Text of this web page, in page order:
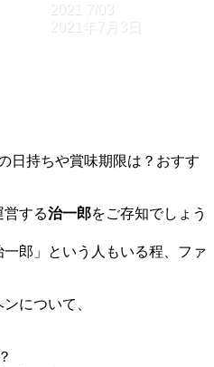
2021
7/03
2021年7月3日
日持ちや賞味期限は？おすす
する治一郎をご存知でしょう
一郎」という人もいる程、ファ
について、